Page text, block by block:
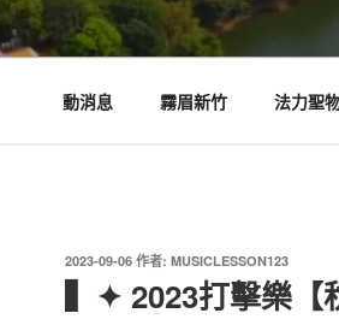
動消息 霧眉新竹 法力聖
發
佈
2023-09-06 作者: MUSICLESSON123
▍✦ 2023打擊樂【